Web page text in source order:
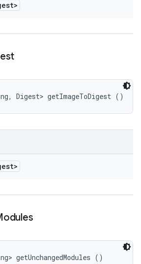
Digest> getImageToDigest ()
getUnchangedModules ()